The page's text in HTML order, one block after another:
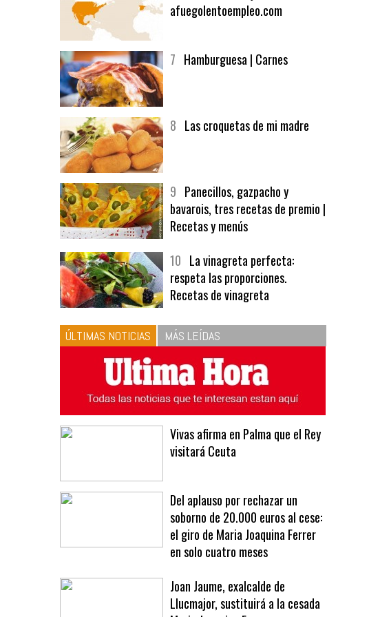
afuegolentoempleo.com
bavarois, tres recetas de premio |
Recetas y menús
respeta las proporciones.
Recetas de vinagreta
ÚLTIMAS NOTICIAS MÁS LEÍDAS
visitará Ceuta
Del aplauso por rechazar un
el giro de Maria Joaquina Ferrer
en solo cuatro meses